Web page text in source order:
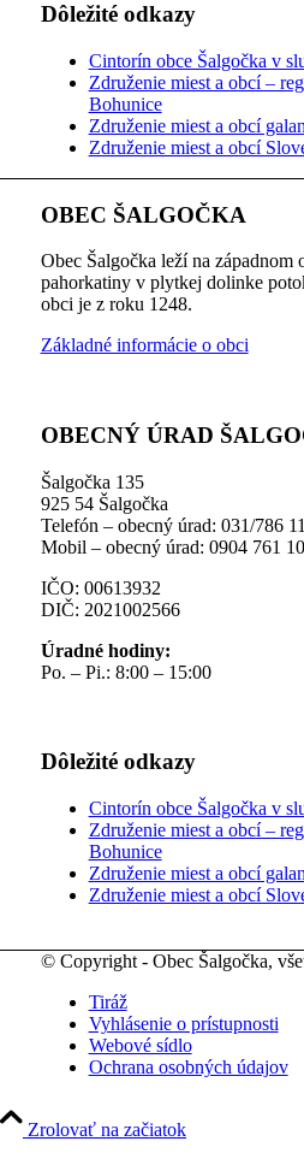
Dôležité odkazy
Cintorín obce Šalgočka v
Združenie miest a obcí –
Bohunice
Združenie miest a obcí
Združenie miest a obcí
OBEC ŠALGOČKA
Obec Šalgočka leží na západnom
pahorkatiny v plytkej dolinke
obci je z roku 1248.
Základné informácie o obci
OBECNÝ ÚRAD
Šalgočka 135
925 54 Šalgočka
Telefón – obecný úrad: 031/786
Mobil – obecný úrad: 0904 761
IČO: 00613932
DIČ: 2021002566
Úradné hodiny:
Po. – Pi.: 8:00 – 15:00
Dôležité odkazy
Cintorín obce Šalgočka v
Združenie miest a obcí –
Bohunice
Združenie miest a obcí
Združenie miest a obcí
© Copyright - Obec Šalgočka,
Tiráž
Vyhlásenie o prístupnosti
Webové sídlo
Ochrana osobných údajov
Zrolovať na začiatok